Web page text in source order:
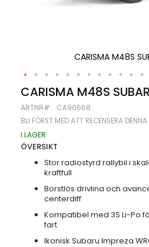
CARISMA M48S
Hoppa
till
början
av
CARISMA M48S
ARTNR CA90668
BLI FÖRST MED ATT RECENSERA DENNA
I LAGER
ÖVERSIKT
Stor radiostyrd rallybil i
kraftfull
Borstlös drivlina och
centerdiff
Kompatibel med 3S Li-Po
fart
Ikonisk Subaru Impreza